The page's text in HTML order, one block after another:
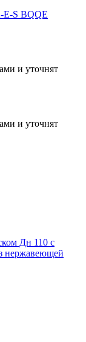
E-S BQQE
и уточнят
и уточнят
Дн 110 с
нержавеющей